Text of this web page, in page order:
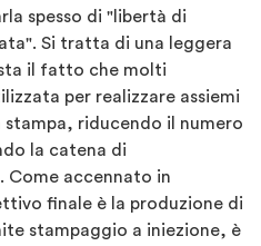
spesso di "libertà di
Si tratta di una leggera
il fatto che molti
per realizzare assiemi
stampa, riducendo il numero
la catena di
Come accennato in
finale è la produzione di
stampaggio a iniezione, è